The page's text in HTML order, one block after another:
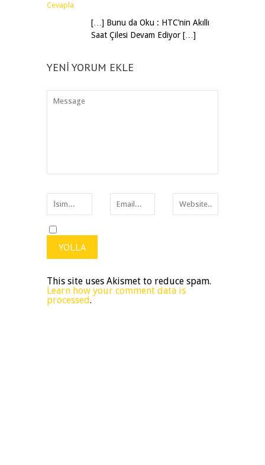
Cevapla
[…] Bunu da Oku : HTC’nin Akıllı
Saat Çilesi Devam Ediyor […]
YENI YORUM EKLE
This site uses Akismet to reduce spam.
Learn how your comment data is
processed.